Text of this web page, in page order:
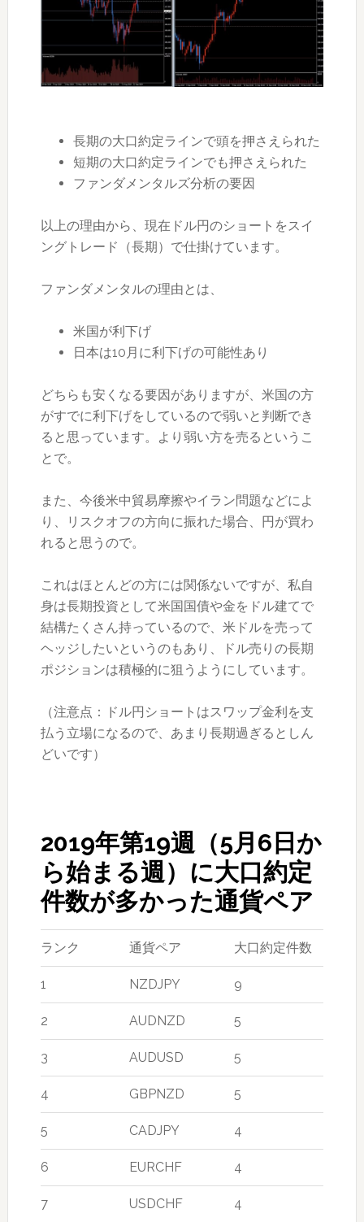
長期の大口約定ラインで頭を押さえられた
短期の大口約定ラインでも押さえられた
ファンダメンタルズ分析の要因
以上の理由から、現在ドル円のショートをスイ
ングトレード（長期）で仕掛けています。
ファンダメンタルの理由とは、
米国が利下げ
日本は10月に利下げの可能性あり
どちらも安くなる要因がありますが、米国の方
がすでに利下げをしているので弱いと判断でき
ると思っています。より弱い方を売るというこ
とで。
また、今後米中貿易摩擦やイラン問題などによ
り、リスクオフの方向に振れた場合、円が買わ
れると思うので。
これはほとんどの方には関係ないですが、私自
身は長期投資として米国国債や金をドル建てで
結構たくさん持っているので、米ドルを売って
ヘッジしたいというのもあり、ドル売りの長期
ポジションは積極的に狙うようにしています。
（注意点：ドル円ショートはスワップ金利を支
払う立場になるので、あまり長期過ぎるとしん
どいです）
2019年第19週（5月6日か
ら始まる週）に大口約定
件数が多かった通貨ペア
ランク 通貨ペア 大口約定件数
1 NZDJPY 9
2 AUDNZD 5
3 AUDUSD 5
4 GBPNZD 5
5 CADJPY 4
6 EURCHF 4
7 USDCHF 4